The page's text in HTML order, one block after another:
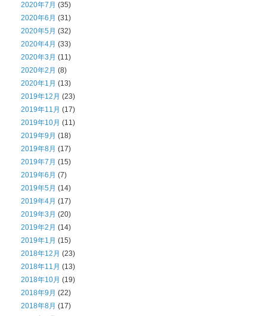
2020年7月 (35)
2020年6月 (31)
2020年5月 (32)
2020年4月 (33)
2020年3月 (11)
2020年2月 (8)
2020年1月 (13)
2019年12月 (23)
2019年11月 (17)
2019年10月 (11)
2019年9月 (18)
2019年8月 (17)
2019年7月 (15)
2019年6月 (7)
2019年5月 (14)
2019年4月 (17)
2019年3月 (20)
2019年2月 (14)
2019年1月 (15)
2018年12月 (23)
2018年11月 (13)
2018年10月 (19)
2018年9月 (22)
2018年8月 (17)